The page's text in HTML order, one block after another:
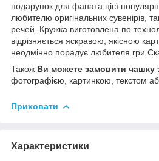
подарунок для фаната цієї
любителю оригінальних сувенірів,
речей. Кружка виготовлена по
відрізняється яскравою, якісною
неодмінно порадує любителя гри
Також Ви можете замовити чашку
фотографією, картинкою, текстом
Приховати
Характеристики